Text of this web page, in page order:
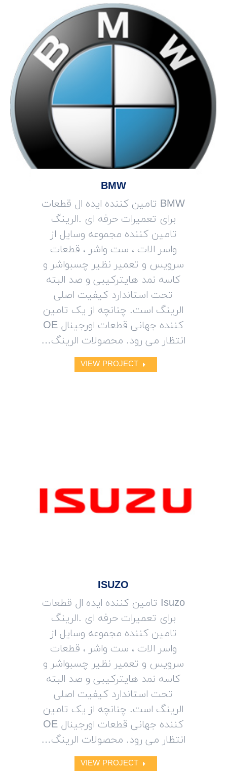
BMW
BMW تامین کننده ایده ال قطعات
برای تعمیرات حرفه ای .الرینگ
تامین کننده مجموعه وسایل از
واسر الات ، ست واشر ، قطعات
سرویس و تعمیر نظیر چسبواشر و
کاسه نمد هایترکیبی و صد البته
تحت استاندارد کیفیت اصلی
الرینگ است. چنانچه از یک تامین
کننده جهانی قطعات اورجینال OE
انتظار می رود. محصولات الرینگ…
VIEW PROJECT
ISUZO
Isuzo تامین کننده ایده ال قطعات
برای تعمیرات حرفه ای .الرینگ
تامین کننده مجموعه وسایل از
واسر الات ، ست واشر ، قطعات
سرویس و تعمیر نظیر چسبواشر و
کاسه نمد هایترکیبی و صد البته
تحت استاندارد کیفیت اصلی
الرینگ است. چنانچه از یک تامین
کننده جهانی قطعات اورجینال OE
انتظار می رود. محصولات الرینگ…
VIEW PROJECT